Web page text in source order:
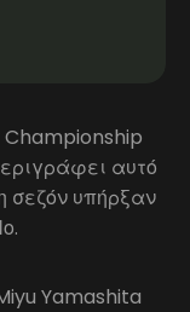
αυτό
σεζόν υπήρξαν
Yamashita